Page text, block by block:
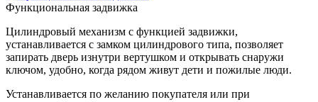
Функциональная задвижка
Цилиндровый механизм с функцией задвижки,
устанавливается с замком цилиндрового типа, позволяет
запирать дверь изнутри вертушком и открывать снаружи
ключом, удобно, когда рядом живут дети и пожилые люди.
Устанавливается по желанию покупателя или при